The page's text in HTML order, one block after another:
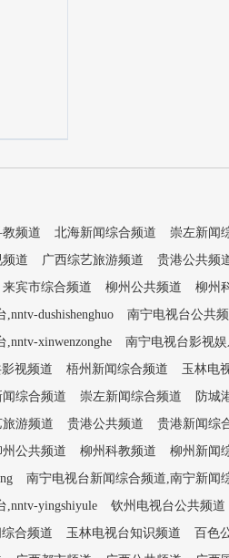
频道 北海新闻综合频道 崇左新闻
道 广西综艺旅游频道 贵港公共频
来宾市综合频道 柳州公共频道 柳州
dushishenghuo
南宁电视台公共
xinwenzonghe
南宁电视台影视
视频道 梧州新闻综合频道 玉林电
综合频道 崇左新闻综合频道 防城
游频道 贵港公共频道 贵港新闻综
州公共频道 柳州科教频道 柳州新闻
南宁电视台新闻综合频道,南宁新闻
yingshiyule
钦州电视台公共频道
合频道 玉林电视台知识频道 百色